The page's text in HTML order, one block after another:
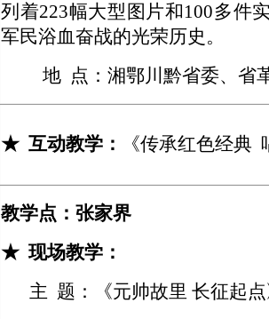
列着223幅大型图片和100多件
军民浴血奋战的光荣历史。
地 点： 湘鄂川黔省委、省
★ 互动教学： 《传承红色经典
教学点： 张家界
★ 现场教学 ：
主 题：《元帅故里 长征起